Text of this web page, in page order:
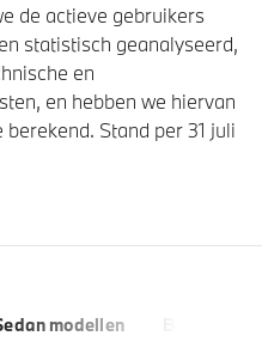
de actieve gebruikers
statistisch geanalyseerd,
en
en hebben we hiervan
Stand per 31 juli
modellen